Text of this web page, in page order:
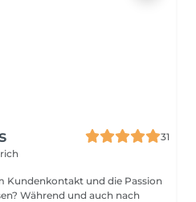
31
Kundenkontakt und die Passion
Während und auch nach